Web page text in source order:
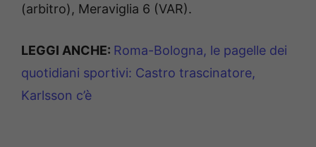
(arbitro), Meraviglia 6 (VAR).
LEGGI ANCHE: Roma-Bologna, le pagelle dei
quotidiani sportivi: Castro trascinatore,
Karlsson c’è